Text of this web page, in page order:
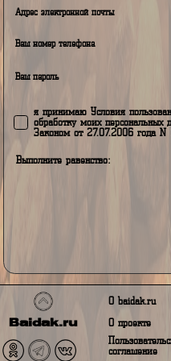
Ваш город проживания
я принимаю Условия
обработку моих
Законом от 27.07.2006
Выполните равенство: